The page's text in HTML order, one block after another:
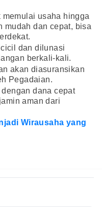
usaha hingga
mudah dan cepat, bisa
dan dilunasi
berkali-kali.
akan diasuransikan
Pegadaian.
dana cepat
aman dari
Wirausaha yang